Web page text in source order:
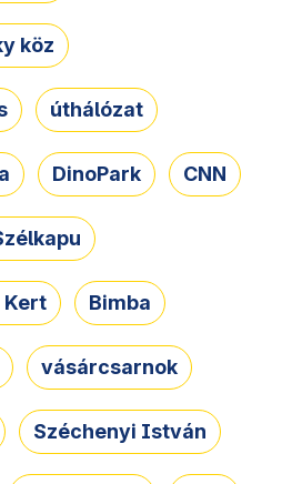
köz
úthálózat
DinoPark CNN
Kert Bimba
vásárcsarnok
Széchenyi István